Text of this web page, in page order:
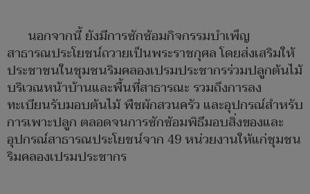
นอกจากนี้ ยังมีการซักซ้อมกิจกรรมบำเพ็ญ
สาธารณประโยชน์ถวายเป็นพระราชกุศล โดยส่งเสริมให้
ประชาชนในชุมชนริมคลองเปรมประชากรร่วมปลูกต้นไม้
บริเวณหน้าบ้านและพื้นที่สาธารณะ รวมถึงการลง
ทะเบียนรับมอบต้นไม้ พืชผักสวนครัว และอุปกรณ์สำหรับ
การเพาะปลูก ตลอดจนการซักซ้อมพิธีมอบสิ่งของและ
อุปกรณ์สาธารณประโยชน์จาก 49 หน่วยงานให้แก่ชุมชน
ริมคลองเปรมประชากร